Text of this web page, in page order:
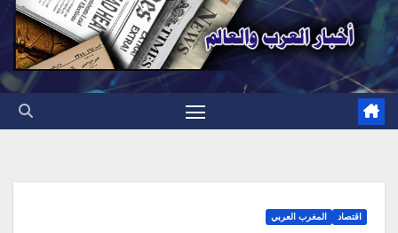
اقتصاد المغرب العربي